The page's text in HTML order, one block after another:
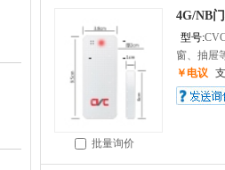
批量询价
4G/NB
型号:
窗、抽屉
￥电议